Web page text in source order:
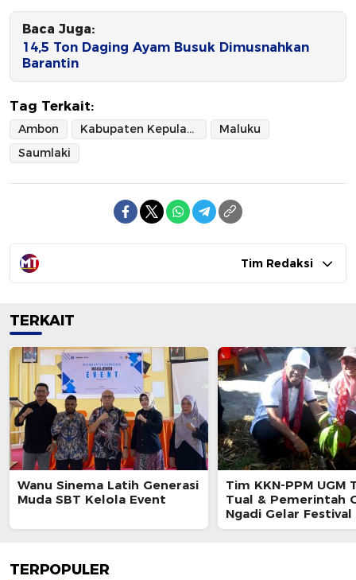
Baca Juga:
14,5 Ton Daging Ayam Busuk Dimusnahkan
Barantin
Tag Terkait:
Ambon Kabupaten Kepulauam Tanimbar
Maluku
Saumlaki
Tim Redaksi
TERKAIT
Wanu Sinema Latih Generasi
Muda SBT Kelola Event
Tim KKN-PPM UGM
Tual & Pemerintah
Ngadi Gelar Festival
Waren 2026
TERPOPULER